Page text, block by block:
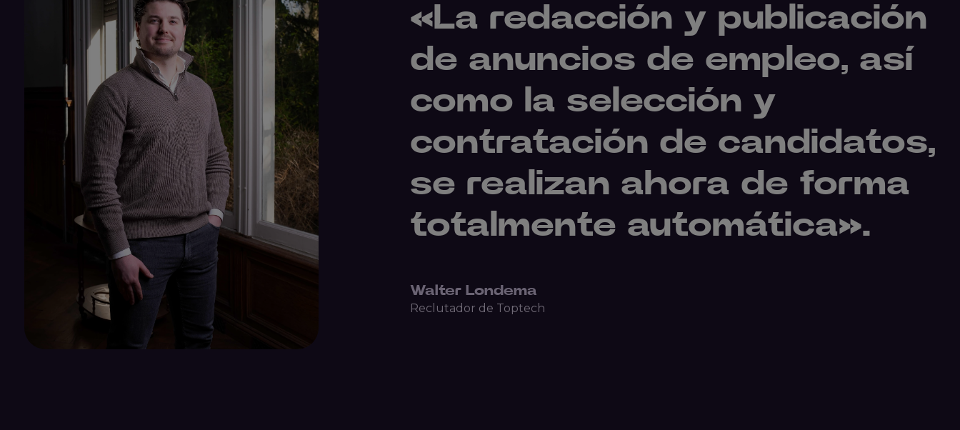
«La redacción y publicación
de anuncios de empleo, así
como la selección y
contratación de candidatos,
se realizan ahora de forma
totalmente automática».
Walter Londema
Reclutador de Toptech